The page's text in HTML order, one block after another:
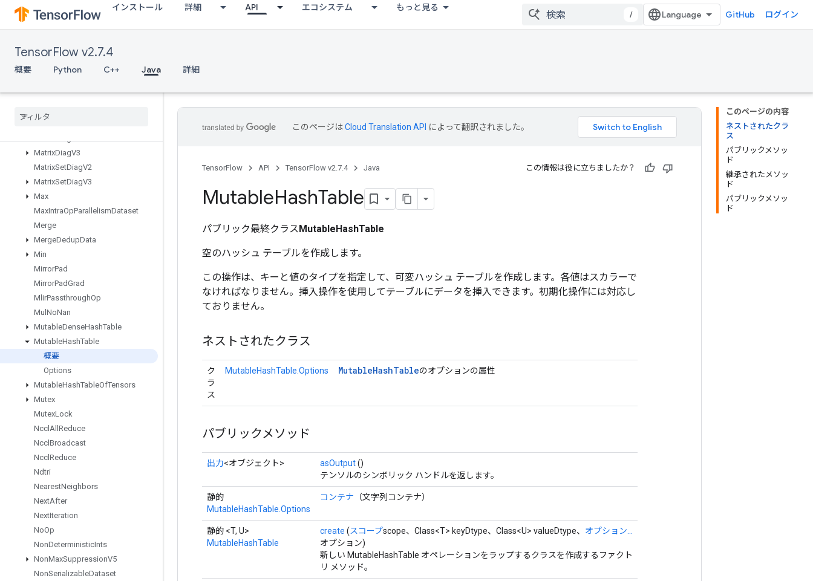
インストール 詳細 API エコシステム もっと見る
/ GitHub ログイン
TensorFlow v2.7.4
概要 Python C++ Java 詳細
MapClear
MapIncompleteSize
MapSize
MapStage
MapUnstageNoKey
MatrixDiagV3
MatrixSetDiagV2
MatrixSetDiagV3
Max
MaxIntraOpParallelismDataset
Merge
MergeDedupData
Min
MirrorPad
MirrorPadGrad
MlirPassthroughOp
Mul NoNan
MutableDenseHashTable
MutableHashTable
概要
Options
MutableHashTableOfTensors
Mutex
MutexLock
Nccl All Reduce
Nccl Broadcast
Nccl Reduce
Ndtri
NearestNeighbors
NextAfter
NextIteration
NoOp
NonDeterministicInts
NonMaxSuppressionV5
NonSerializableDataset
このページの内容
ネストされたクラ
ス
パブリックメソッ
ド
継承されたメソッ
ド
パブリックメソッ
ド
このページはCloud Translation API によって翻訳されました。
TensorFlow API TensorFlow v2.7.4 Java この情報は役に立ちましたか？
MutableHashTable
パブリック最終クラスMutableHashTable
空のハッシュ テーブルを作成します。
この操作は、キーと値のタイプを指定して、可変ハッシュ テーブルを作成します。各値はスカラーで
なければなりません。挿入操作を使用してテーブルにデータを挿入できます。初期化操作には対応し
ておりません。
ネストされたクラス
ク
ラ
ス
MutableHashTable.Options MutableHashTableのオプションの属性
パブリックメソッド
出力<オブジェクト> asOutput()
テンソルのシンボリック ハンドルを返します。
静的
MutableHashTable.Options
コンテナ （文字列コンテナ）
静的 <T, U>
MutableHashTable
create (スコープscope、Class<T> keyDtype、Class<U> valueDtype、 オプション...
オプション)
新しい MutableHashTable オペレーションをラップするクラスを作成するファクト
リ メソッド。